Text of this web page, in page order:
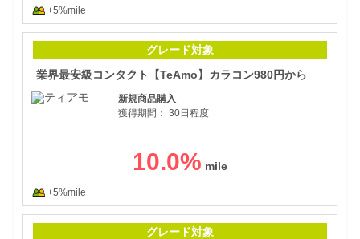
+5%mile
グレード対象
業界最安級コンタクト【TeAmo】カラコン980円から
新規商品購入
獲得期間： 30日程度
10.0%
+5%mile
グレード対象